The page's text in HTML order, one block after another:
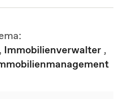
, Immobilienverwalter ,